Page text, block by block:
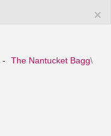
×
The Nantucket Bagg\